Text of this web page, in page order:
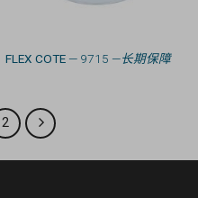
FLEX COTE— 9715 —长期保障
2